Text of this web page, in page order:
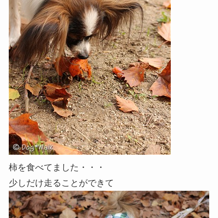
柿を食べてました・・・
少しだけ走ることができて